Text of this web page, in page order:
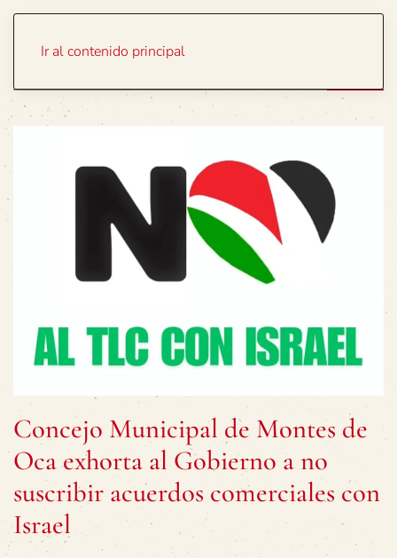
Ir al contenido principal
Concejo Municipal de Montes de
Oca exhorta al Gobierno a no
suscribir acuerdos comerciales con
Israel